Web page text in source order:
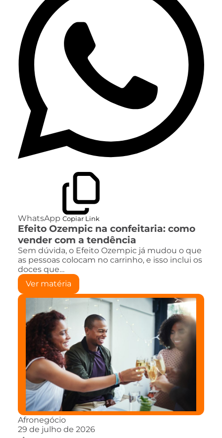
WhatsApp Copiar Link
Efeito Ozempic na confeitaria: como
vender com a tendência
Sem dúvida, o Efeito Ozempic já mudou o que
as pessoas colocam no carrinho, e isso inclui os
doces que…
Ver matéria
Afronegócio
29 de julho de 2026